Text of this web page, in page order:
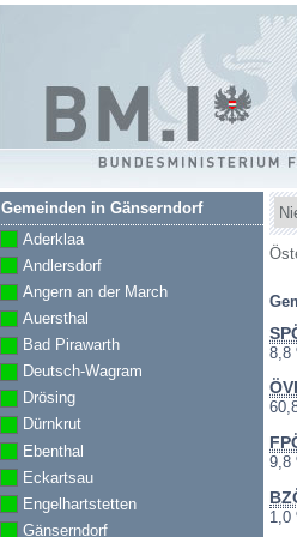
BM.I
für Inneres
Sie
8,8
9,8
1,0
Gemeinden in Gänserndorf
Aderklaa
Andlersdorf
Angern an der March
Auersthal
Bad Pirawarth
Deutsch-Wagram
Drösing
Dürnkrut
Ebenthal
Eckartsau
Engelhartstetten
Gänserndorf